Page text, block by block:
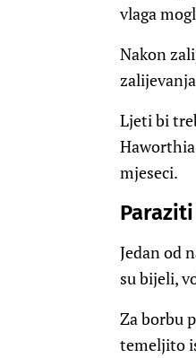
vlaga
Nakon
Ljeti bi
mjeseci.
Jedan od
su bijeli,
Za borbu
temeljito